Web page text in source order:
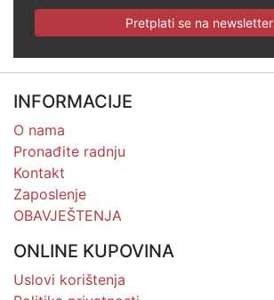
Pretplati se na newsletter
INFORMACIJE
O nama
Pronađite radnju
Kontakt
Zaposlenje
OBAVJEŠTENJA
ONLINE KUPOVINA
Uslovi korištenja